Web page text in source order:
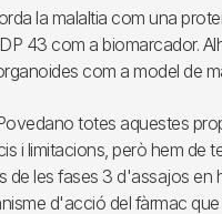
la malaltia com una
43 com a biomarcador.
com a model de
totes aquestes
i limitacions, però hem de
de les fases 3 d'assajos en
d'acció del fàrmac